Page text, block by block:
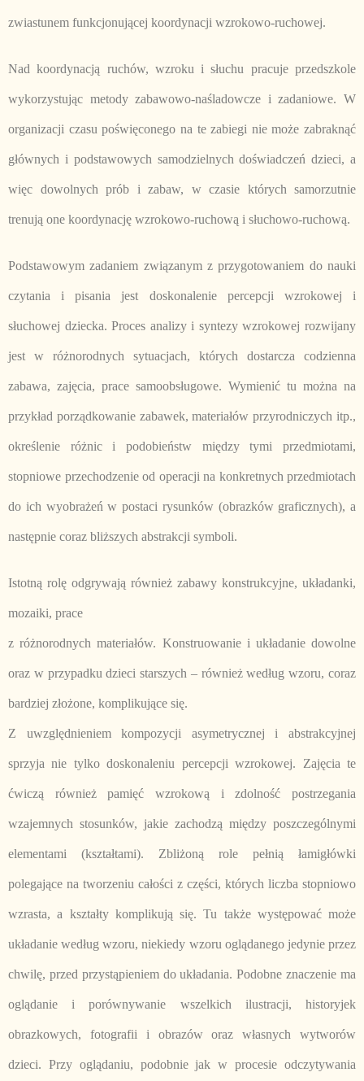
zwiastunem funkcjonującej koordynacji wzrokowo-ruchowej.
Nad koordynacją ruchów, wzroku i słuchu pracuje przedszkole
wykorzystując metody zabawowo-naśladowcze i zadaniowe. W
organizacji czasu poświęconego na te zabiegi nie może zabraknąć
głównych i podstawowych samodzielnych doświadczeń dzieci, a
więc dowolnych prób i zabaw, w czasie których samorzutnie
trenują one koordynację wzrokowo-ruchową i słuchowo-ruchową.
Podstawowym zadaniem związanym z przygotowaniem do nauki
czytania i pisania jest doskonalenie percepcji wzrokowej i
słuchowej dziecka. Proces analizy i syntezy wzrokowej rozwijany
jest w różnorodnych sytuacjach, których dostarcza codzienna
zabawa, zajęcia, prace samoobsługowe. Wymienić tu można na
przykład porządkowanie zabawek, materiałów przyrodniczych itp.,
określenie różnic i podobieństw między tymi przedmiotami,
stopniowe przechodzenie od operacji na konkretnych przedmiotach
do ich wyobrażeń w postaci rysunków (obrazków graficznych), a
następnie coraz bliższych abstrakcji symboli.
Istotną rolę odgrywają również zabawy konstrukcyjne, układanki,
mozaiki, prace
z różnorodnych materiałów. Konstruowanie i układanie dowolne
oraz w przypadku dzieci starszych – również według wzoru, coraz
bardziej złożone, komplikujące się.
Z uwzględnieniem kompozycji asymetrycznej i abstrakcyjnej
sprzyja nie tylko doskonaleniu percepcji wzrokowej. Zajęcia te
ćwiczą również pamięć wzrokową i zdolność postrzegania
wzajemnych stosunków, jakie zachodzą między poszczególnymi
elementami (kształtami). Zbliżoną role pełnią łamigłówki
polegające na tworzeniu całości z części, których liczba stopniowo
wzrasta, a kształty komplikują się. Tu także występować może
układanie według wzoru, niekiedy wzoru oglądanego jedynie przez
chwilę, przed przystąpieniem do układania. Podobne znaczenie ma
oglądanie i porównywanie wszelkich ilustracji, historyjek
obrazkowych, fotografii i obrazów oraz własnych wytworów
dzieci. Przy oglądaniu, podobnie jak w procesie odczytywania